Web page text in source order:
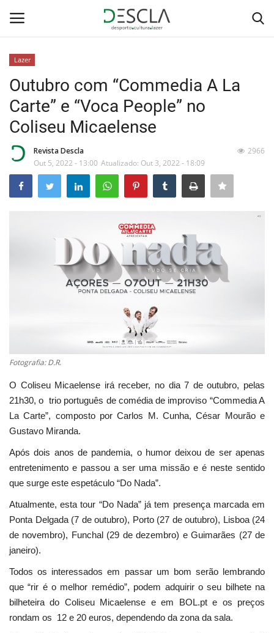
Home
Desporto
Educação
Estatuto Editorial
Ficha técnica
Cultura
Lazer
Ambiente
Lazer
Outubro com “Commedia A La
Carte” e “Voca People” no
Coliseu Micaelense
Revista Descla
Out 5, 2022 - 13:00 Atualizado: Out 3, 2022 - 18:09
2966
Fotografia: D.R.
O Coliseu Micaelense irá receber, no dia 7 de outubro, pelas
21h30, o trio português de comédia de improviso “Commedia A
La Carte”, composto por Carlos M. Cunha, César Mourão e
Gustavo Miranda.
Após dois anos de pandemia, o humor deixou de ser apenas
entretenimento e passou a ser uma missão e é neste sentido
que surge este espetáculo “Do Nada”.
Atualmente, esta tour “Do Nada” já tem presença marcada em
Ponta Delgada (7 de outubro), Porto (27 de outubro), Lisboa (24
de novembro), Funchal (29 de dezembro) e Guimarães (27 de
janeiro).
Todos os interessados em passar um bom serão lembrando
que “rir é o melhor remédio”, podem adquirir o seu bilhete na
bilheteira do Coliseu Micaelense e em BOL.pt e os preços
rondam os 12 e 20 euros, dependendo da zona da sala.